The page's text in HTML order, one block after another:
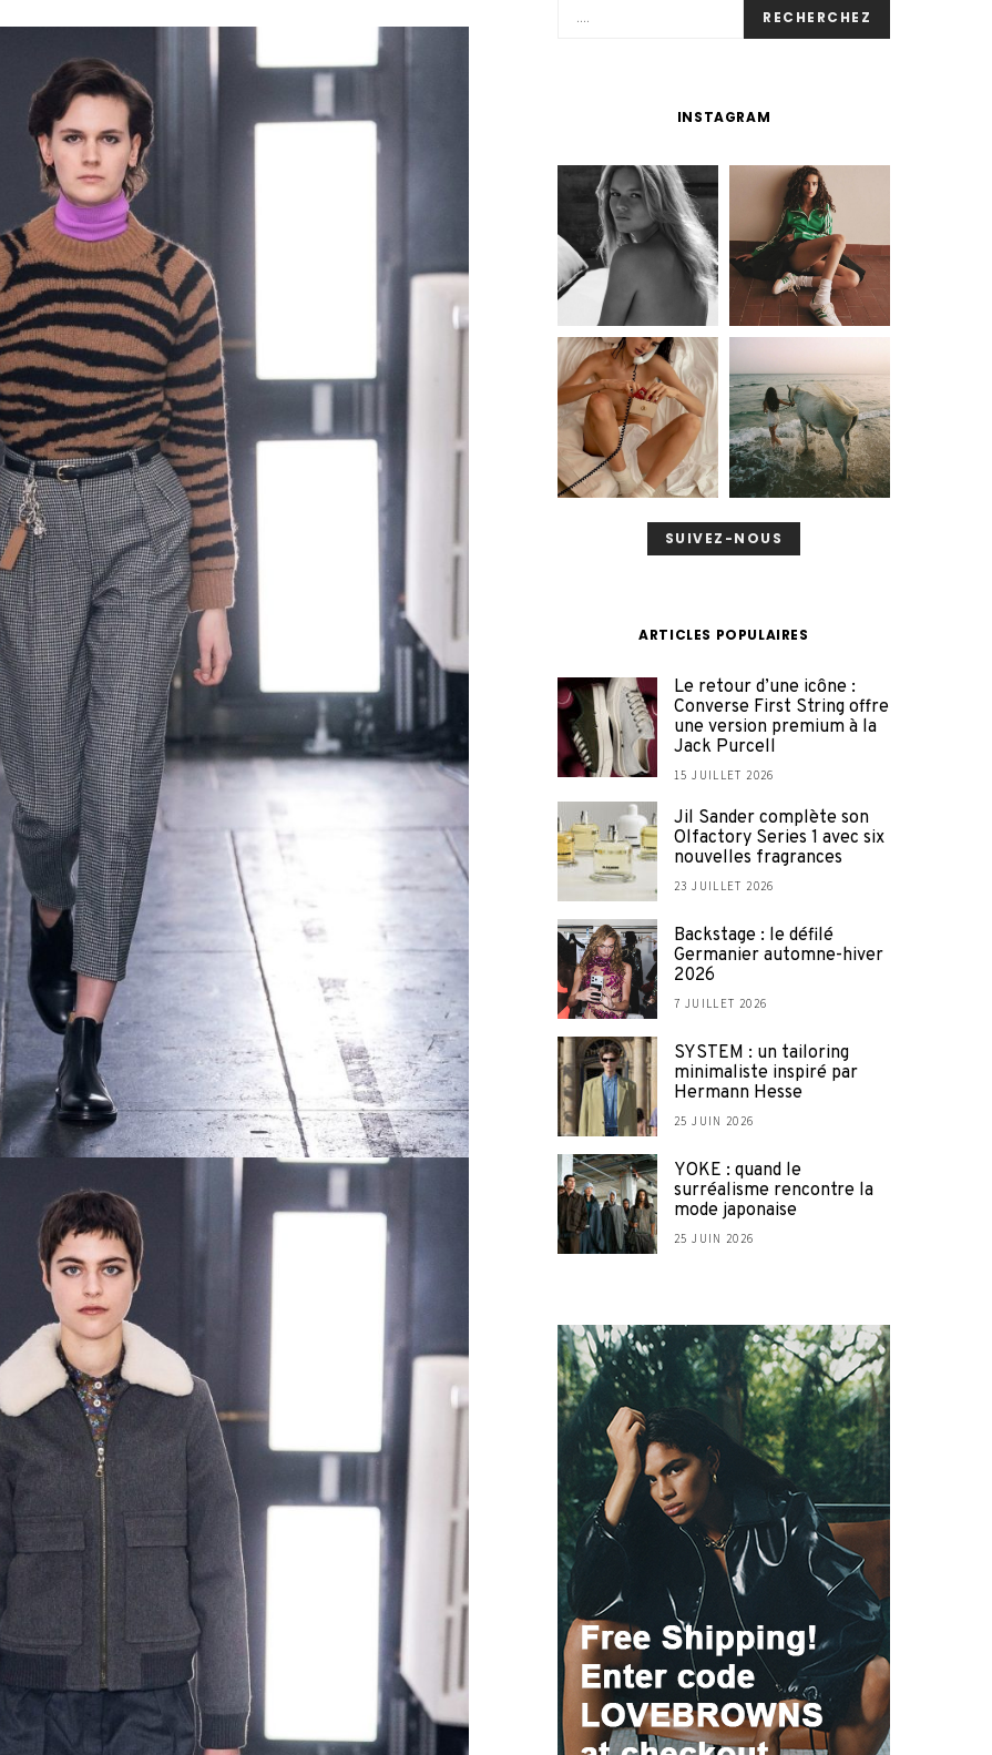
RECHERCHEZ
INSTAGRAM
SUIVEZ-NOUS
ARTICLES POPULAIRES
Le retour d’une icône :
Converse First String offre
une version premium à la
Jack Purcell
15 JUILLET 2026
Jil Sander complète son
Olfactory Series 1 avec six
nouvelles fragrances
23 JUILLET 2026
Backstage : le défilé
Germanier automne-hiver
2026
7 JUILLET 2026
SYSTEM : un tailoring
minimaliste inspiré par
Hermann Hesse
25 JUIN 2026
YOKE : quand le
surréalisme rencontre la
mode japonaise
25 JUIN 2026